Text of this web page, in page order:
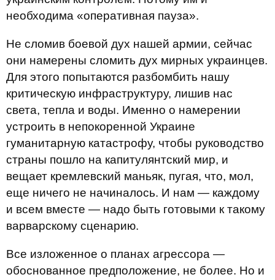
необходима «оперативная пауза».
Не сломив боевой дух нашей армии, сейчас
они намерены сломить дух мирных украинцев.
Для этого попытаются разбомбить нашу
критическую инфраструктуру, лишив нас
света, тепла и воды. Именно о намерении
устроить в непокоренной Украине
гуманитарную катастрофу, чтобы руководство
страны пошло на капитулянтский мир, и
вещает кремлевский маньяк, пугая, что, мол,
еще ничего не начиналось. И нам — каждому
и всем вместе — надо быть готовыми к такому
варварскому сценарию.
Все изложенное о планах агрессора —
обоснованное предположение, не более. Но и